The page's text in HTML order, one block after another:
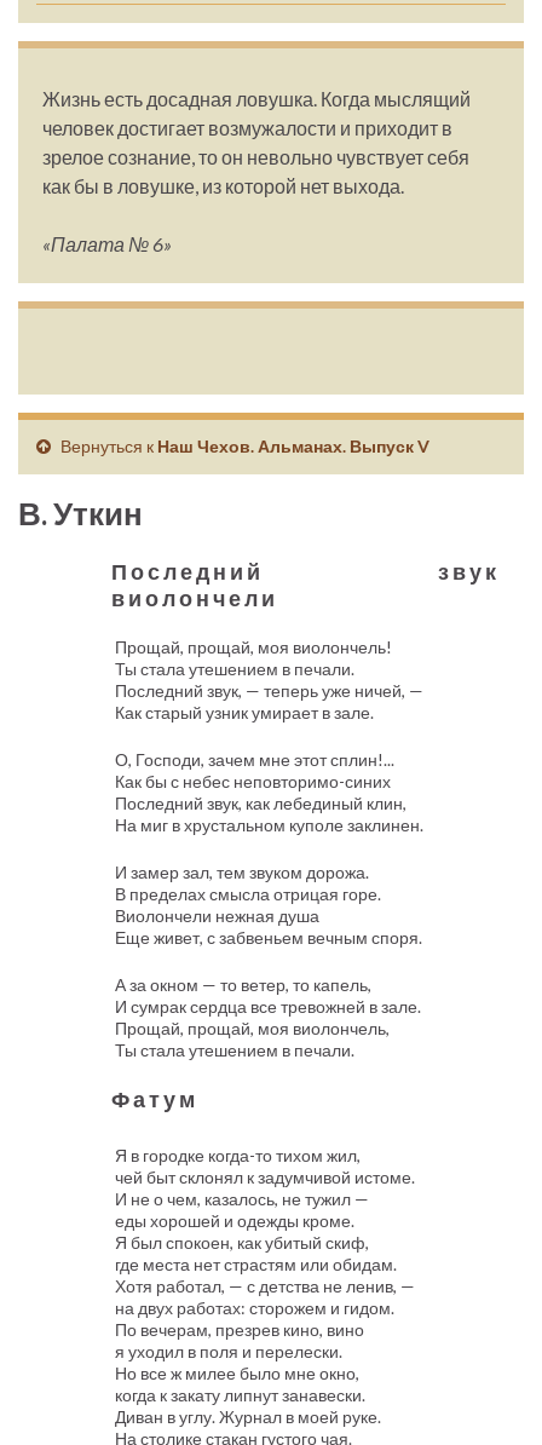
Жизнь есть досадная ловушка. Когда мыслящий
человек достигает возмужалости и приходит в
зрелое сознание, то он невольно чувствует себя
как бы в ловушке, из которой нет выхода.
«Палата № 6»
Вернуться к Наш Чехов. Альманах. Выпуск V
В. Уткин
Последний звук
виолончели
Прощай, прощай, моя виолончель!
Ты стала утешением в печали.
Последний звук, — теперь уже ничей, —
Как старый узник умирает в зале.
О, Господи, зачем мне этот сплин!...
Как бы с небес неповторимо-синих
Последний звук, как лебединый клин,
На миг в хрустальном куполе заклинен.
И замер зал, тем звуком дорожа.
В пределах смысла отрицая горе.
Виолончели нежная душа
Еще живет, с забвеньем вечным споря.
А за окном — то ветер, то капель,
И сумрак сердца все тревожней в зале.
Прощай, прощай, моя виолончель,
Ты стала утешением в печали.
Фатум
Я в городке когда-то тихом жил,
чей быт склонял к задумчивой истоме.
И не о чем, казалось, не тужил —
еды хорошей и одежды кроме.
Я был спокоен, как убитый скиф,
где места нет страстям или обидам.
Хотя работал, — с детства не ленив, —
на двух работах: сторожем и гидом.
По вечерам, презрев кино, вино
я уходил в поля и перелески.
Но все ж милее было мне окно,
когда к закату липнут занавески.
Диван в углу. Журнал в моей руке.
На столике стакан густого чая.